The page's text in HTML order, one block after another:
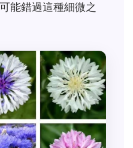
能錯過這種細微之